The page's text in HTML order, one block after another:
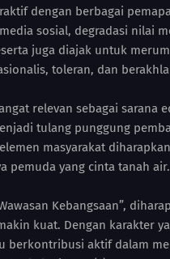
dengan berbagai
sosial, degradasi nilai
juga diajak untuk
toleran, dan
relevan sebagai
tulang punggung
masyarakat
pemuda yang cinta tanah air.
Kebangsaan”,
kuat. Dengan karakter
berkontribusi aktif dalam